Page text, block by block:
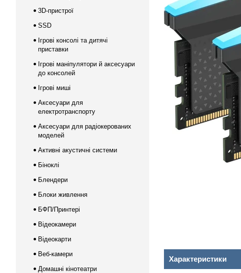
Характеристики
3D-пристрої
SSD
Ігрові консолі та дитячі
приставки
Ігрові маніпулятори й аксесуари
до консолей
Ігрові миші
Аксесуари для
електротранспорту
Аксесуари для радіокерованих
моделей
Активні акустичні системи
Біноклі
Блендери
Блоки живлення
БФП/Принтері
Відеокамери
Відеокарти
Веб-камери
Домашні кінотеатри